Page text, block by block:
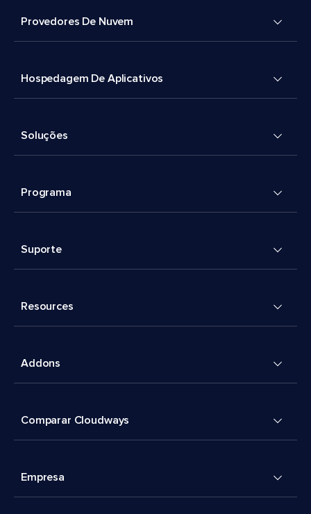
Provedores De Nuvem
Hospedagem De Aplicativos
Soluções
Programa
Suporte
Resources
Addons
Comparar Cloudways
Empresa